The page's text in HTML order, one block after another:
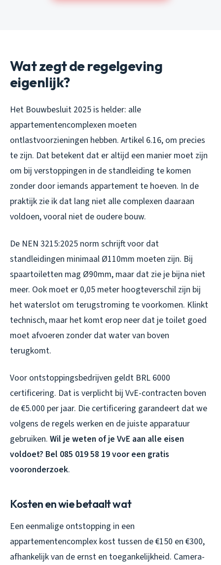
Wat zegt de regelgeving
eigenlijk?
Het Bouwbesluit 2025 is helder: alle
appartementencomplexen moeten
ontlastvoorzieningen hebben. Artikel 6.16, om precies
te zijn. Dat betekent dat er altijd een manier moet zijn
om bij verstoppingen in de standleiding te komen
zonder door iemands appartement te hoeven. In de
praktijk zie ik dat lang niet alle complexen daaraan
voldoen, vooral niet de oudere bouw.
De NEN 3215:2025 norm schrijft voor dat
standleidingen minimaal Ø110mm moeten zijn. Bij
spaartoiletten mag Ø90mm, maar dat zie je bijna niet
meer. Ook moet er 0,05 meter hoogteverschil zijn bij
het waterslot om terugstroming te voorkomen. Klinkt
technisch, maar het komt erop neer dat je toilet goed
moet afvoeren zonder dat water van boven
terugkomt.
Voor ontstoppingsbedrijven geldt BRL 6000
certificering. Dat is verplicht bij VvE-contracten boven
de €5.000 per jaar. Die certificering garandeert dat we
volgens de regels werken en de juiste apparatuur
gebruiken. Wil je weten of je VvE aan alle eisen
voldoet? Bel 085 019 58 19 voor een gratis
vooronderzoek.
Kosten en wie betaalt wat
Een eenmalige ontstopping in een
appartementencomplex kost tussen de €150 en €300,
afhankelijk van de ernst en toegankelijkheid. Camera-